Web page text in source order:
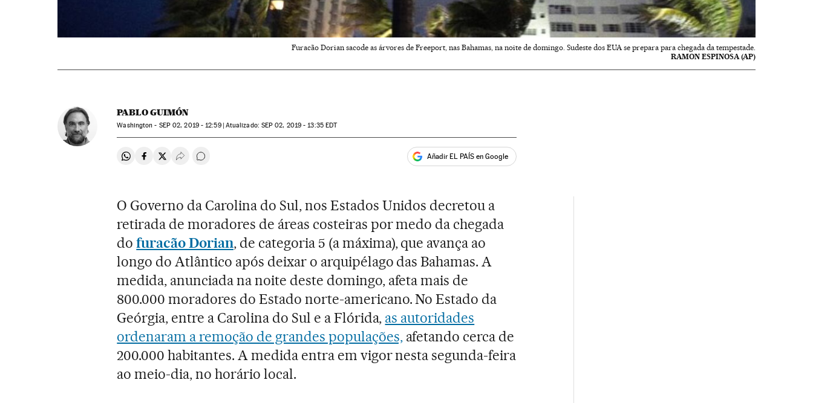
Furacão Dorian sacode as árvores de Freeport, nas Bahamas, na noite de domingo. Sudeste dos EUA se prepara para chegada da tempestade.
RAMON ESPINOSA (AP)
PABLO GUIMÓN
Washington - SEP02, 2019 - 12:59 atualizado: SEP 02, 2019 - 13:35EDT
Compartir en Whatsapp
Compartir en Facebook
Compartir en Twitter
Desplegar Redes Sociales
Comentários Añadir EL PAÍS en Google
O Governo da Carolina do Sul, nos Estados Unidos decretou a
retirada de moradores de áreas costeiras por medo da chegada
dofuracão Dorian, de categoria 5 (a máxima), que avança ao
longo do Atlântico após deixar o arquipélago das Bahamas. A
medida, anunciada na noite deste domingo, afeta mais de
800.000 moradores do Estado norte-americano. No Estado da
Geórgia, entre a Carolina do Sul e a Flórida, as autoridades
ordenaram a remoção de grandes populações,afetando cerca de
200.000 habitantes. A medida entra em vigor nesta segunda-feira
ao meio-dia, no horário local.